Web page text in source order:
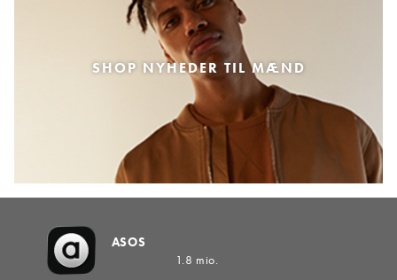
SHOP NYHEDER TIL MÆND
ASOS
1.8 mio.